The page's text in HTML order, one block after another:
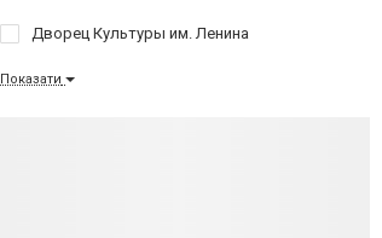
Дворец Культуры им. Ленина
Показати